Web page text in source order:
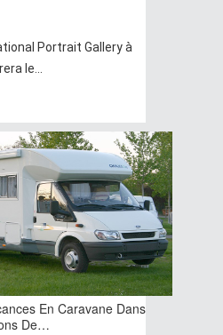
Portrait Gallery à
le...
En Caravane Dans
De…